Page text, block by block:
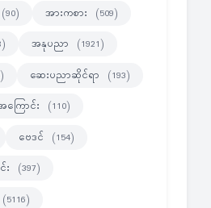
(90) အားကစား (509)
အနုပညာ (1921)
ဆေးပညာဆိုင်ရာ (193)
ြောင်း (110)
ဗေဒင် (154)
(397)
(5116)